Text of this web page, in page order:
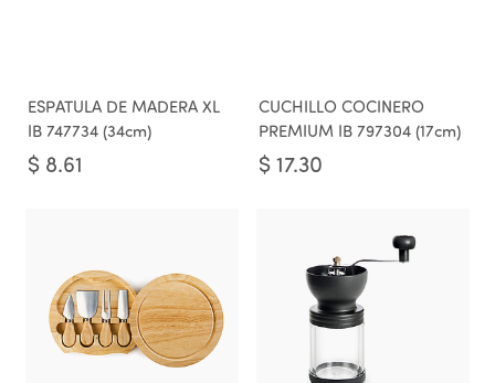
ESPATULA DE MADERA XL
IB 747734 (34cm)
$ 8.61
CUCHILLO COCINERO
PREMIUM IB 797304 (17cm)
$ 17.30